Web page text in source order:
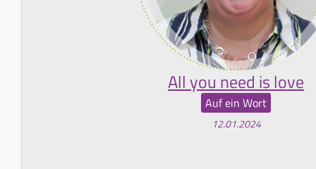
All you need is love
Auf ein Wort
12.01.2024